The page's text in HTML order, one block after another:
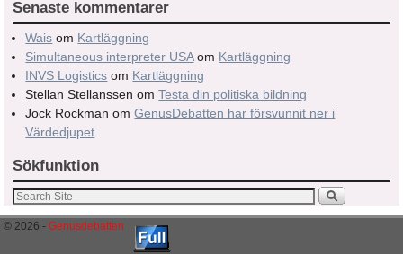
Senaste kommentarer
Wais om Kartläggning
Simultaneous interpreter USAom Kartläggning
INVS Logistics om Kartläggning
Stellan Stellanssen omTesta din politiska bildning
Jock Rockman omGenusDebatten har försvunnit ner i
Värdedjupet
Sökfunktion
© 2026 - Genusdebatten